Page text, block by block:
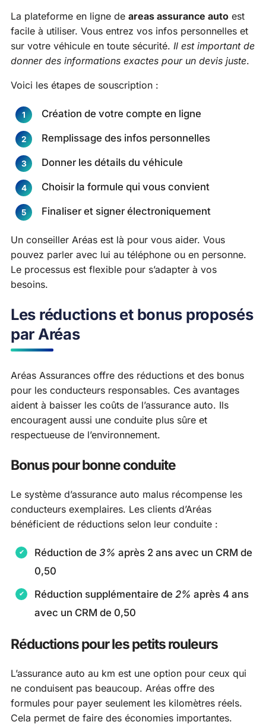
La plateforme en ligne de areas assurance auto est
facile à utiliser. Vous entrez vos infos personnelles et
sur votre véhicule en toute sécurité. Il est important de
donner des informations exactes pour un devis juste.
Voici les étapes de souscription :
Création de votre compte en ligne
Remplissage des infos personnelles
Donner les détails du véhicule
Choisir la formule qui vous convient
Finaliser et signer électroniquement
Un conseiller Aréas est là pour vous aider. Vous
pouvez parler avec lui au téléphone ou en personne.
Le processus est flexible pour s’adapter à vos
besoins.
Les réductions et bonus proposés
par Aréas
Aréas Assurances offre des réductions et des bonus
pour les conducteurs responsables. Ces avantages
aident à baisser les coûts de l’assurance auto. Ils
encouragent aussi une conduite plus sûre et
respectueuse de l’environnement.
Bonus pour bonne conduite
Le système d’assurance auto malus récompense les
conducteurs exemplaires. Les clients d’Aréas
bénéficient de réductions selon leur conduite :
Réduction de 3% après 2 ans avec un CRM de
0,50
Réduction supplémentaire de 2% après 4 ans
avec un CRM de 0,50
Réductions pour les petits rouleurs
L’assurance auto au km est une option pour ceux qui
ne conduisent pas beaucoup. Aréas offre des
formules pour payer seulement les kilomètres réels.
Cela permet de faire des économies importantes.